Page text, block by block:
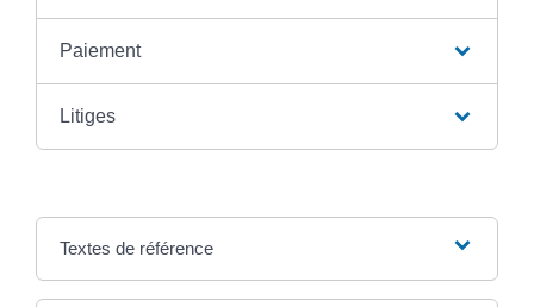
Paiement
Litiges
Textes de référence